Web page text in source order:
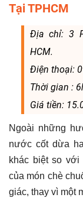
Tại TPHCM
Địa chỉ: 3
HCM.
Điện thoại:
Thời gian :
Giá tiền:
Ngoài những
nước cốt dừa
khác biệt so
của món chè
giác, thay vì một